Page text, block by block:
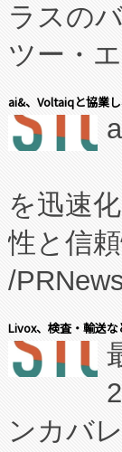
ラスの
ツー・
表しま
たNeX
従来の
に、患
キー方
す。
患者に
のアク
Fully-
ai&、Voltaiqと協業
を迅速
性と信
/
会社エ
ードす
ーエネ
Livox、検査・輸送
ンカバ